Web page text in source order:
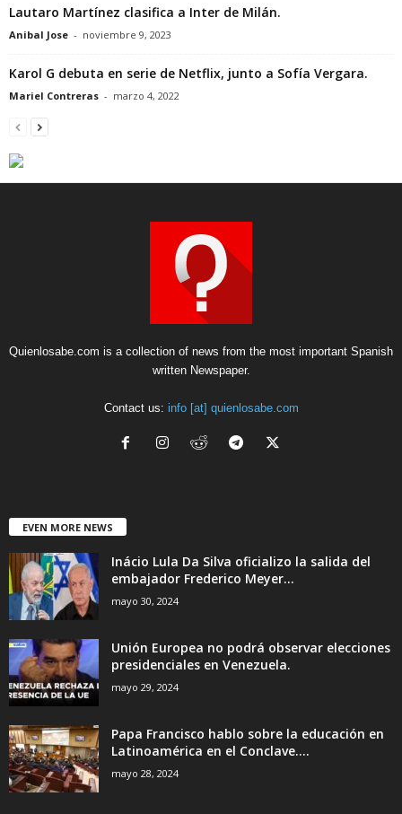
Lautaro Martínez clasifica a Inter de Milán.
Anibal Jose - noviembre 9, 2023
Karol G debuta en serie de Netflix, junto a Sofía Vergara.
Mariel Contreras - marzo 4, 2022
Quienlosabe.com is a collection of news from the most important Spanish
written Newspaper.
Contact us: info [at] quienlosabe.com
EVEN MORE NEWS
Inácio Lula Da Silva oficializo la salida del
embajador Frederico Meyer...
mayo 30, 2024
Unión Europea no podrá observar elecciones
presidenciales en Venezuela.
mayo 29, 2024
Papa Francisco hablo sobre la educación en
Latinoamérica en el Conclave....
mayo 28, 2024